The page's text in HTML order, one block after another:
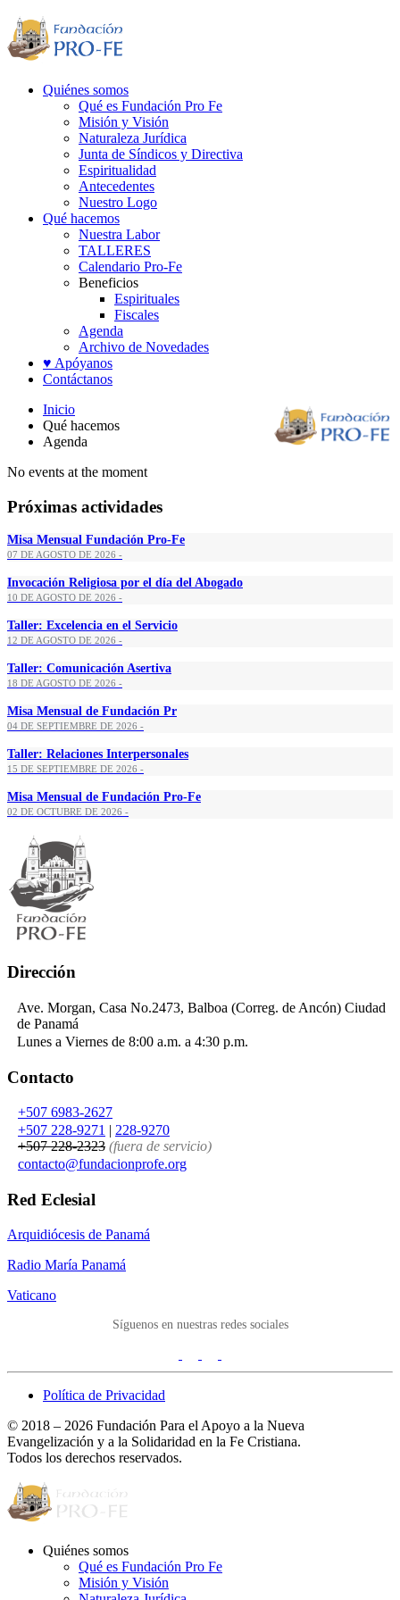
Quiénes somos
Qué es Fundación Pro Fe
Misión y Visión
Naturaleza Jurídica
Junta de Síndicos y Directiva
Espiritualidad
Antecedentes
Nuestro Logo
Qué hacemos
Nuestra Labor
TALLERES
Calendario Pro-Fe
Beneficios
Espirituales
Fiscales
Agenda
Archivo de Novedades
♥ Apóyanos
Contáctanos
Inicio
Qué hacemos
Agenda
No events at the moment
Próximas actividades
Misa Mensual Fundación Pro-Fe
07 DE AGOSTO DE 2026 -
Invocación Religiosa por el día del Abogado
10 DE AGOSTO DE 2026 -
Taller: Excelencia en el Servicio
12 DE AGOSTO DE 2026 -
Taller: Comunicación Asertiva
18 DE AGOSTO DE 2026 -
Misa Mensual de Fundación Pr
04 DE SEPTIEMBRE DE 2026 -
Taller: Relaciones Interpersonales
15 DE SEPTIEMBRE DE 2026 -
Misa Mensual de Fundación Pro-Fe
02 DE OCTUBRE DE 2026 -
Dirección
Ave. Morgan, Casa No.2473, Balboa (Correg. de Ancón) Ciudad
de Panamá
Lunes a Viernes de 8:00 a.m. a 4:30 p.m.
Contacto
+507 6983-2627
+507 228-9271 | 228-9270
+507 228-2323 (fuera de servicio)
contacto@fundacionprofe.org
Red Eclesial
Arquidiócesis de Panamá
Radio María Panamá
Vaticano
Síguenos en nuestras redes sociales
Política de Privacidad
© 2018 – 2026 Fundación Para el Apoyo a la Nueva
Evangelización y a la Solidaridad en la Fe Cristiana.
Todos los derechos reservados.
Quiénes somos
Qué es Fundación Pro Fe
Misión y Visión